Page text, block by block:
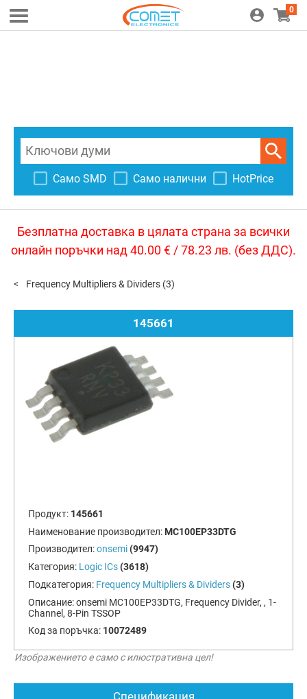
0
Само SMD Само налични HotPrice
Безплатна доставка в цялата страна за всички
онлайн поръчки над 40.00 € / 78.23 лв. (без ДДС).
Frequency Multipliers & Dividers (3)
145661
Продукт: 145661
Наименование производител: MC100EP33DTG
Производител:onsemi (9947)
Категория: Logic ICs (3618)
Подкатегория: Frequency Multipliers & Dividers (3)
Описание:onsemi MC100EP33DTG, Frequency Divider, , 1-
Channel, 8-Pin TSSOP
Код за поръчка: 10072489
Изображението е само с илюстративна цел!